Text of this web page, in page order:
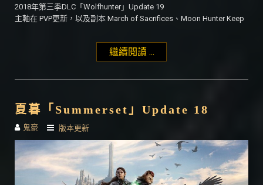
2018年第三季DLC「Wolfhunter」Update 19
主軸在 PVP更新，以及副本 March of Sacrifices、Moon Hunter Keep
繼續閱讀 ...
夏暮「Summerset」Update 18
鬼豪 版本更新